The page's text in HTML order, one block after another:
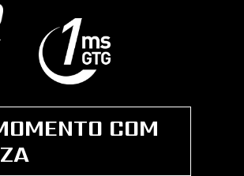
COM